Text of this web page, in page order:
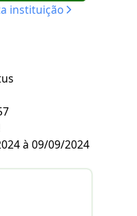
instituição
à 09/09/2024